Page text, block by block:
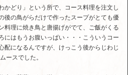
かどり」という所で、コース料理を注文し
後の鳥がらだけで作ったスープがとても優
料理に焼き鳥と唐揚げがでて、ご飯がくる
にはもうお腹いっぱい・・・こういうコー
配になるんですが、けっこう後からじわじ
ースでした。